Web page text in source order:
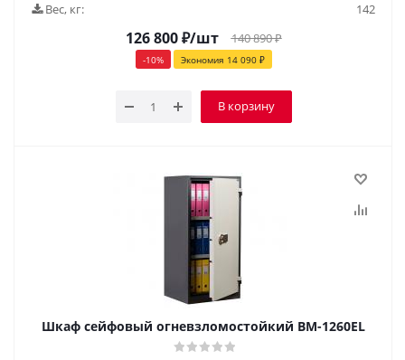
Вес, кг:
142
126 800₽/шт 140 890₽
-10% Экономия 14 090₽
В корзину
Шкаф сейфовый огневзломостойкий BM-1260EL